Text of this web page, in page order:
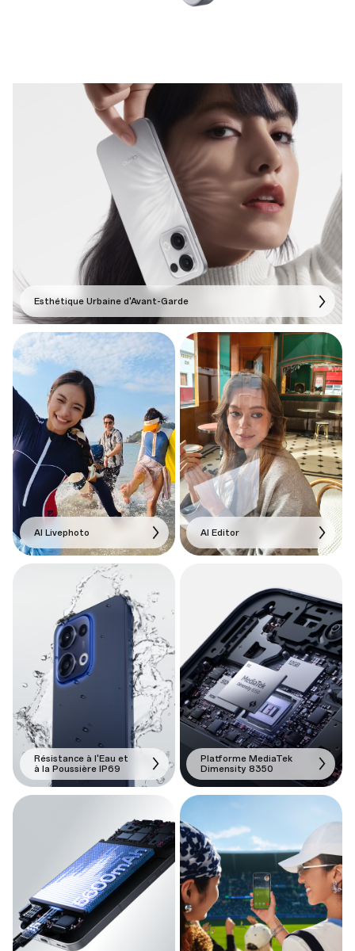
Esthétique Urbaine d'Avant-Garde
AI Livephoto AI Editor
Résistance à l'Eau et
à la Poussière IP69
Platforme MediaTek
Dimensity 8350